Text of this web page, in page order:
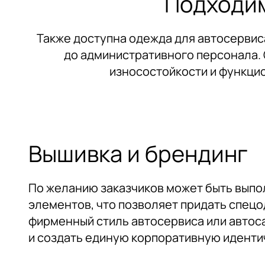
Также доступна одежда для
до административного
износостойкости и
Вышивка и брендинг
По желанию заказчиков может быть
элементов, что позволяет придать
фирменный стиль автосервиса или
и создать единую корпоративную
Я даю согласие на обработку
обратной связи. Ознакомиться с
Я даю согласие на обработку
обратной связи. Ознакомиться с